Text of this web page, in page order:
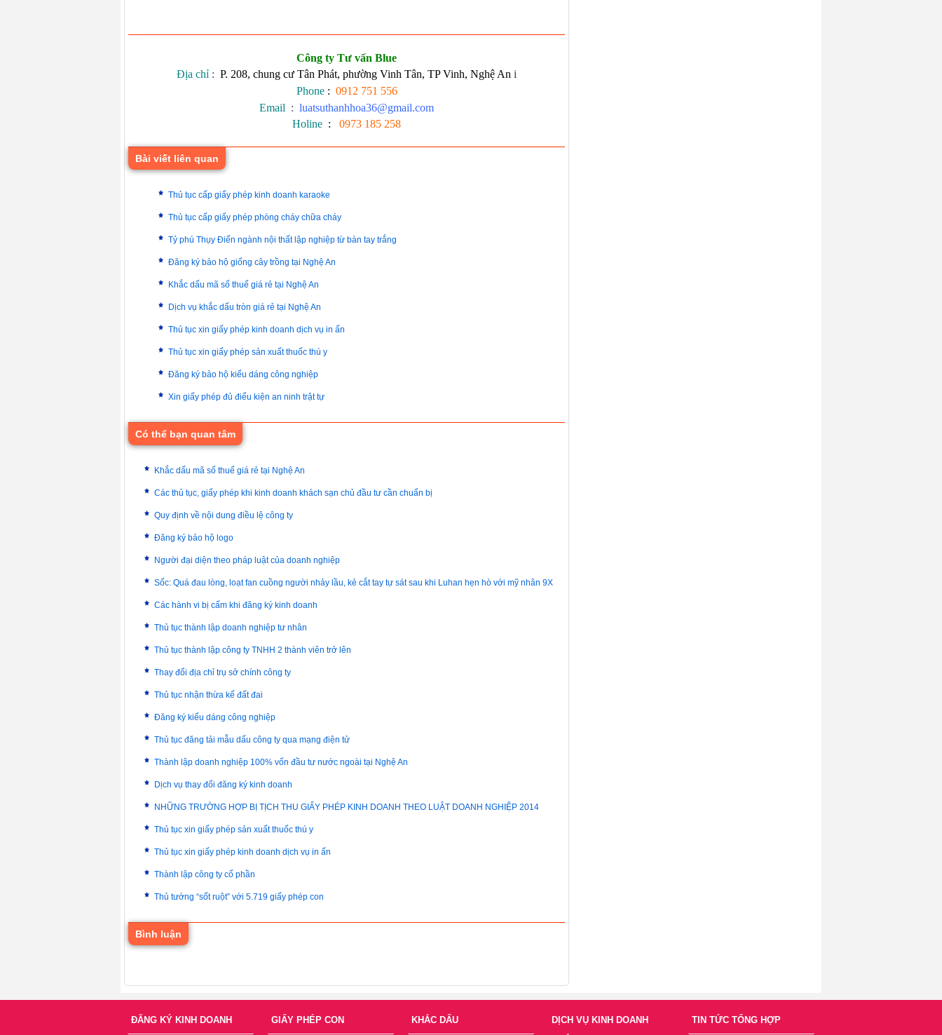
Công ty Tư vấn Blue
Địa chỉ : P. 208, chung cư Tân Phát, phường Vinh Tân, TP Vinh, Nghệ An i
Phone: 0912 751 556
Email : luatsuthanhhoa36@gmail.com
Holine : 0973 185 258
Bài viết liên quan
Thủ tục cấp giấy phép kinh doanh karaoke
Thủ tục cấp giấy phép phòng cháy chữa cháy
Tỷ phú Thụy Điển ngành nội thất lập nghiệp từ bàn tay trắng
Đăng ký bảo hộ giống cây trồng tại Nghệ An
Khắc dấu mã số thuế giá rẻ tại Nghệ An
Dịch vụ khắc dấu tròn giá rẻ tại Nghệ An
Thủ tục xin giấy phép kinh doanh dịch vụ in ấn
Thủ tục xin giấy phép sản xuất thuốc thú y
Đăng ký bảo hộ kiểu dáng công nghiệp
Xin giấy phép đủ điểu kiện an ninh trật tự
Có thể bạn quan tâm
Khắc dấu mã số thuế giá rẻ tại Nghệ An
Các thủ tục, giấy phép khi kinh doanh khách sạn chủ đầu tư cần chuẩn bị
Quy định về nội dung điều lệ công ty
Đăng ký bảo hộ logo
Người đại diện theo pháp luật của doanh nghiệp
Sốc: Quá đau lòng, loạt fan cuồng người nhảy lầu, kẻ cắt tay tự sát sau khi Luhan hẹn hò với mỹ nhân 9X
Các hành vi bị cấm khi đăng ký kinh doanh
Thủ tục thành lập doanh nghiệp tư nhân
Thủ tục thành lập công ty TNHH 2 thành viên trở lên
Thay đổi địa chỉ trụ sở chính công ty
Thủ tục nhận thừa kế đất đai
Đăng ký kiểu dáng công nghiệp
Thủ tục đăng tải mẫu dấu công ty qua mạng điện tử
Thành lập doanh nghiệp 100% vốn đầu tư nước ngoài tại Nghệ An
Dịch vụ thay đổi đăng ký kinh doanh
NHỮNG TRƯỜNG HỢP BỊ TỊCH THU GIẤY PHÉP KINH DOANH THEO LUẬT DOANH NGHIỆP 2014
Thủ tục xin giấy phép sản xuất thuốc thú y
Thủ tục xin giấy phép kinh doanh dịch vụ in ấn
Thành lập công ty cổ phần
Thủ tướng “sốt ruột” với 5.719 giấy phép con
Bình luận
ĐĂNG KÝ KINH DOANH GIẤY PHÉP CON KHẮC DẤU
DỊCH VỤ KINH DOANH
TIN TỨC TỔNG HỢP